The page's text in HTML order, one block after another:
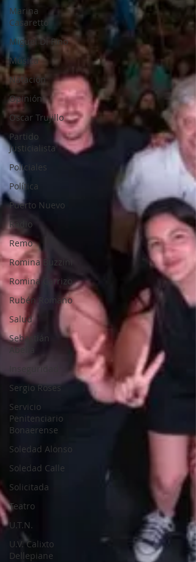
Marina
Casaretto
Miguel Di Fino
Música
Natación
Opinión
Oscar Trujillo
Partido
Justicialista
Policiales
Política
Puerto Nuevo
Radio
Remo
Romina Buzzini
Romina Carrizo
Rubén Romano
Salud
Sebastián
Inseguridad
Sergio Roses
Servicio
Penitenciario
Bonaerense
Soledad Alonso
Soledad Calle
Solicitada
Teatro
U.T.N.
U.V. Calixto
Dellepiane